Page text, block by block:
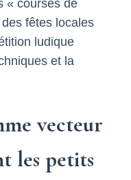
« courses de
fêtes locales
ludique
et la
vecteur
les petits